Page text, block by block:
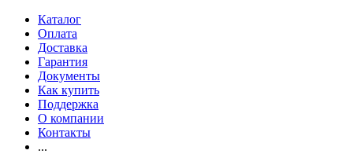
Каталог
Оплата
Доставка
Гарантия
Документы
Как купить
Поддержка
О компании
Контакты
...